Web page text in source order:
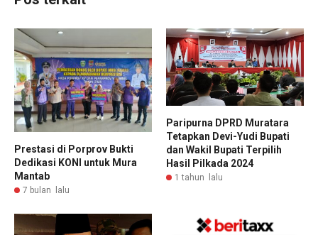
Prestasi di Porprov Bukti
Dedikasi KONI untuk Mura
Mantab
7 bulan lalu
Paripurna DPRD Muratara
Tetapkan Devi-Yudi Bupati
dan Wakil Bupati Terpilih
Hasil Pilkada 2024
1 tahun lalu